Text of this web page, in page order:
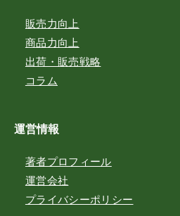
販売力向上
商品力向上
出荷・販売戦略
コラム
運営情報
著者プロフィール
運営会社
プライバシーポリシー